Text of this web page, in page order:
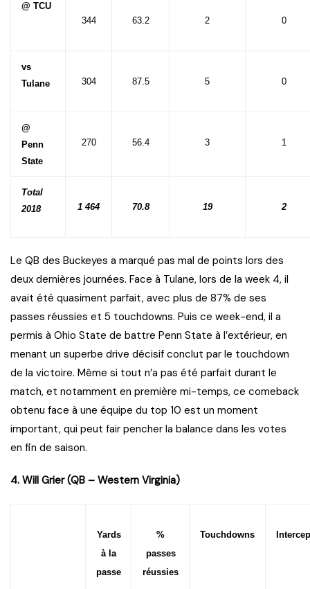
@ TCU
344
63.2 2 0
vs
Tulane
304 87.5 5 0
@
Penn
State
270 56.4 3 1
Total
2018
1 464 70.8 19 2
Le QB des Buckeyes a marqué pas mal de points lors des
deux dernières journées. Face à Tulane, lors de la week 4, il
avait été quasiment parfait, avec plus de 87% de ses
passes réussies et 5 touchdowns. Puis ce week-end, il a
permis à Ohio State de battre Penn State à l’extérieur, en
menant un superbe drive décisif conclut par le touchdown
de la victoire. Même si tout n’a pas été parfait durant le
match, et notamment en première mi-temps, ce comeback
obtenu face à une équipe du top 10 est un moment
important, qui peut fair pencher la balance dans les votes
en fin de saison.
4. Will Grier (QB – Western Virginia)
Yards
à la
passe
%
passes
réussies
Touchdowns